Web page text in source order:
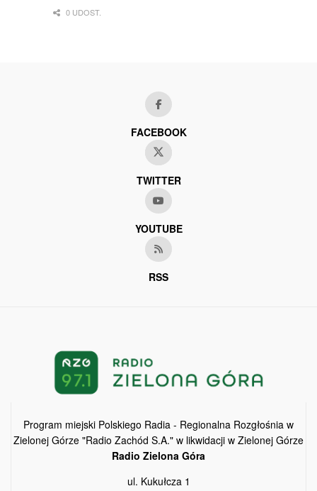
0 UDOST.
FACEBOOK
TWITTER
YOUTUBE
RSS
Program miejski Polskiego Radia - Regionalna Rozgłośnia w
Zielonej Górze "Radio Zachód S.A." w likwidacji w Zielonej Górze
Radio Zielona Góra
ul. Kukułcza 1